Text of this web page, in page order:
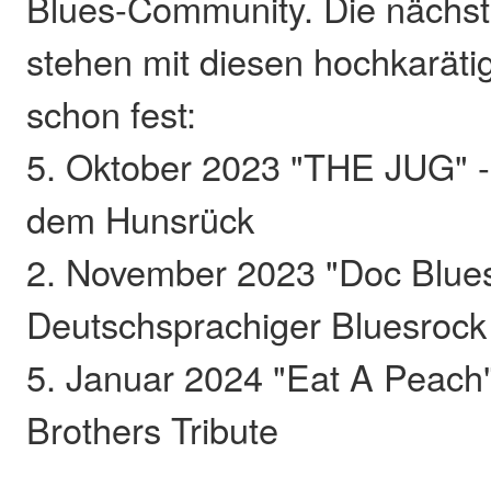
stehen mit diesen
schon fest:
5. Oktober 2023 "THE JUG"
dem Hunsrück
2. November 2023 "Doc
Deutschsprachiger Bluesrock
5. Januar 2024 "Eat A
Brothers Tribute